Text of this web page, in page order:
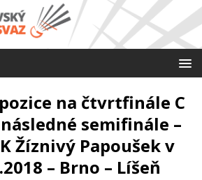
na čtvrtfinále C
semifinále –
Žíznivý Papoušek v
– Brno – Líšeň